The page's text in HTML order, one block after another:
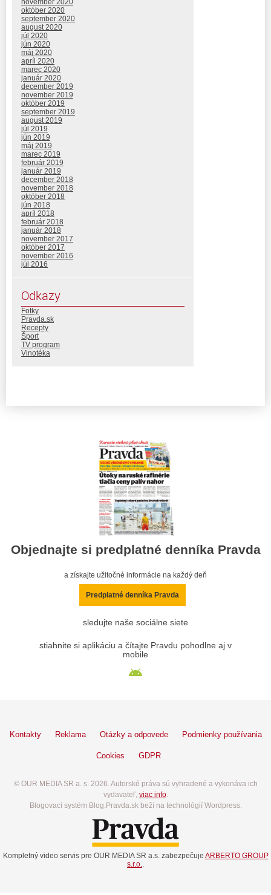
október 2020
september 2020
august 2020
júl 2020
jún 2020
máj 2020
apríl 2020
marec 2020
január 2020
december 2019
november 2019
október 2019
september 2019
august 2019
júl 2019
jún 2019
máj 2019
marec 2019
február 2019
január 2019
december 2018
november 2018
október 2018
jún 2018
apríl 2018
február 2018
január 2018
november 2017
október 2017
november 2016
júl 2016
Odkazy
Fotky
Pravda.sk
Recepty
Šport
TV program
Vinotéka
Objednajte si predplatné denníka Pravda
a získajte užitočné informácie na každý deň
Predplatné denníka Pravda
sledujte naše sociálne siete
stiahnite si aplikáciu a čítajte Pravdu pohodlne aj v
mobile
Kontakty Reklama Otázky a odpovede Podmienky používania
Cookies GDPR
© OUR MEDIA SR a. s. 2026. Autorské práva sú vyhradené a vykonáva ich
vydavateľ, viac info.
Blogovací systém Blog.Pravda.sk beží na technológií Wordpress.
Kompletný video servis pre OUR MEDIA SR a.s. zabezpečuje ARBERTO GROUP
s.r.o..